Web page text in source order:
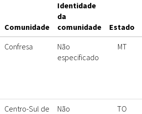
Comunidade
Identidade
da
comunidade
Estado
Confresa
Não
especificado
MT
Centro-Sul de Não TO